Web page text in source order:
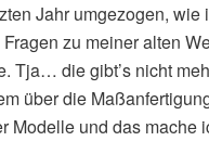
Jahr umgezogen, wie
zu meiner alten
Tja… die gibt’s nicht
über die
Modelle und das mache